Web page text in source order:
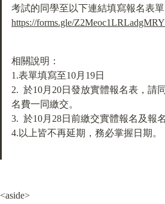
https://forms.gle/
相關說明：
1.表單填寫至10月19日
2.  於10月20日發放實體報名表，請
名費一同繳交。
3.  於10月28日前繳交實體報名及報
4.以上皆不再延期，務必掌握日期。
<aside>